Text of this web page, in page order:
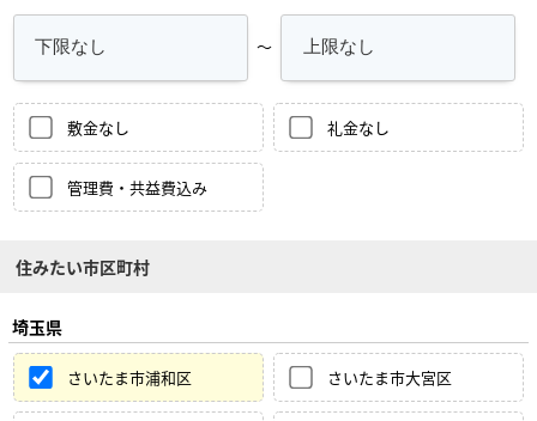
～
敷金なし 礼金なし
管理費・共益費込み
住みたい市区町村
埼玉県
さいたま市浦和区 さいたま市大宮区